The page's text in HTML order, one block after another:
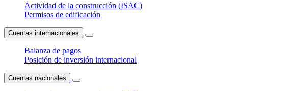
Actividad de la construcción (ISAC)
Permisos de edificación
Cuentas internacionales
Balanza de pagos
Posición de inversión internacional
Cuentas nacionales